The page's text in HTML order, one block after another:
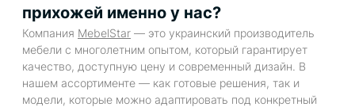
прихожей именно у нас?
Компания MebelStar — это украинский производитель
мебели с многолетним опытом, который гарантирует
качество, доступную цену и современный дизайн. В
нашем ассортименте — как готовые решения, так и
модели, которые можно адаптировать под конкретный